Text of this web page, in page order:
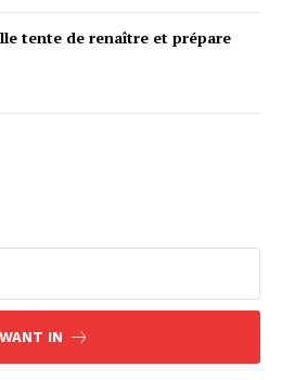
tente de renaître et prépare
IN